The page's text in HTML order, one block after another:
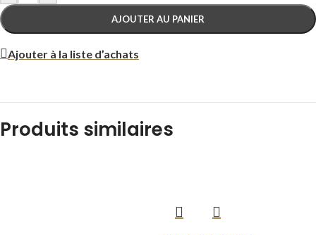
AJOUTER AU PANIER
Ajouter à la liste d’achats
Produits similaires